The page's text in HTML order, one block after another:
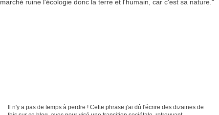
Il n'y a pas de temps à perdre ! Cette phrase j'ai dû l'écrire des dizaines de